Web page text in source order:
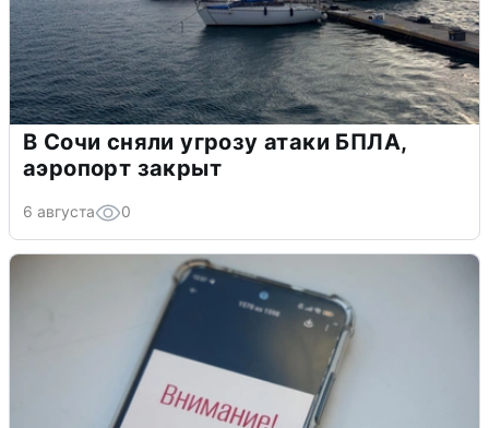
В Сочи сняли угрозу атаки БПЛА,
аэропорт закрыт
6 августа 0